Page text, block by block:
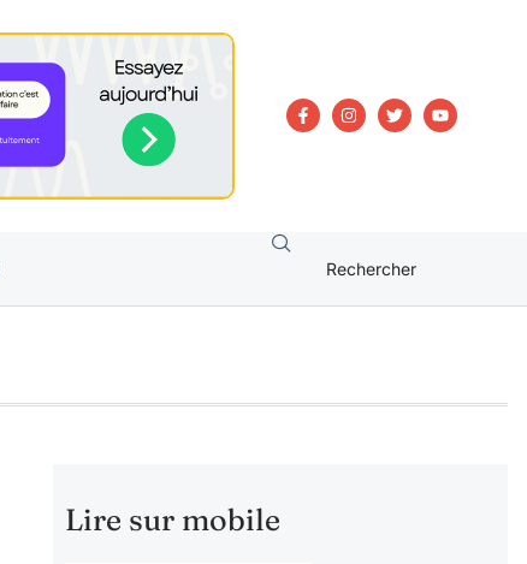
Lire sur mobile